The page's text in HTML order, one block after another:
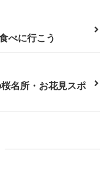
べに行こう
名所・お花見スポ